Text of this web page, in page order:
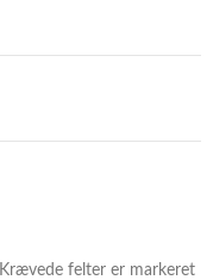
Krævede felter er markeret